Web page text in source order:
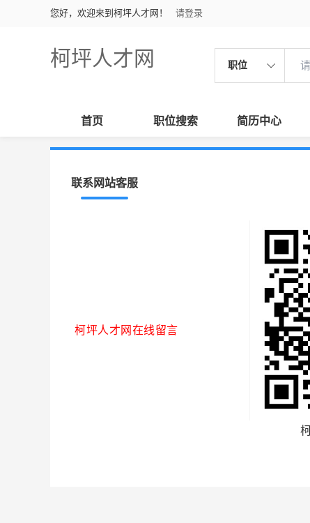
您好，欢迎来到柯坪人才网！ 请登录
柯坪人才网 职位
首页 职位搜索 简历中心
联系网站客服
柯坪人才网在线留言